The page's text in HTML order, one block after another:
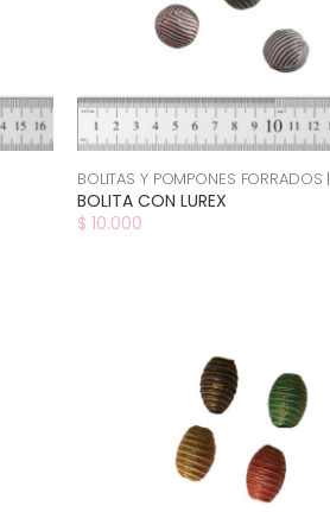
BOLITAS Y POMPONES FORRADOS |
BOLITA CON LUREX
$ 10.000